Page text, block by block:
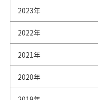
2023年
2022年
2021年
2020年